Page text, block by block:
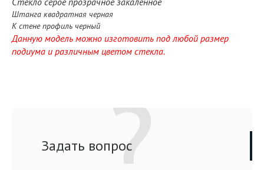
Штанга квадратная черная
К стене профиль черный
Данную модель можно изготовить под любой размер
подиума и различным цветом стекла.
Задать вопрос